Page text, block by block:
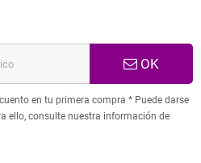
OK
en tu primera compra * Puede darse
ello, consulte nuestra información de